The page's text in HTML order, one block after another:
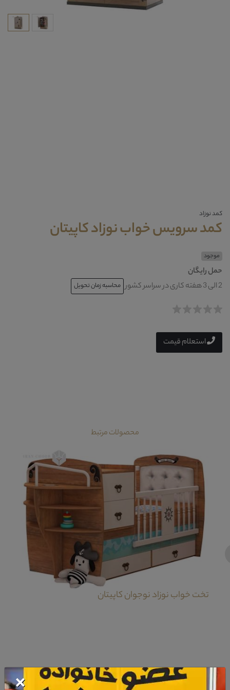
کمد نوزاد
کمد سرویس خواب نوزاد کاپیتان
موجود
حمل رایگان
2 الی 3 هفته کاری در سراسر کشور
محاسبه زمان تحویل
استعلام قیمت
محصولات مرتبط
تخت خواب نوزاد نوجوان کاپیتان
معرفی کمد سرویس خواب نوزاد کاپیتان ×